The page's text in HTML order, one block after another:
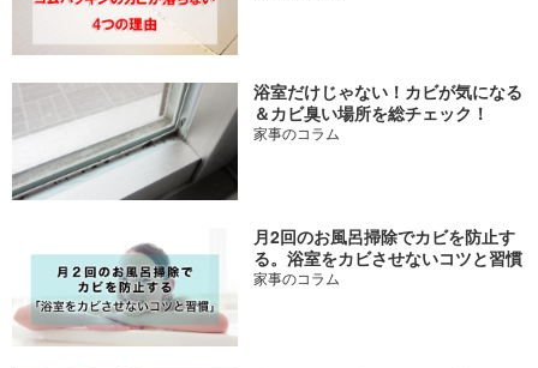
浴室だけじゃない！カビが気になる
＆カビ臭い場所を総チェック！
家事のコラム
月2回のお風呂掃除でカビを防止す
る。浴室をカビさせないコツと習慣
家事のコラム